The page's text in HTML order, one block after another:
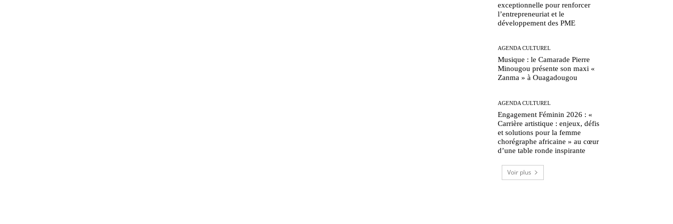
exceptionnelle pour renforcer
l’entrepreneuriat et le
développement des PME
AGENDA CULTUREL
Musique : le Camarade Pierre
Minougou présente son maxi «
Zanma » à Ouagadougou
AGENDA CULTUREL
Engagement Féminin 2026 : «
Carrière artistique : enjeux, défis
et solutions pour la femme
chorégraphe africaine » au cœur
d’une table ronde inspirante
Voir plus